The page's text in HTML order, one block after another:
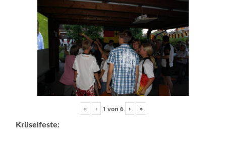
« ‹ 1 von 6 › »
Krüselfeste: